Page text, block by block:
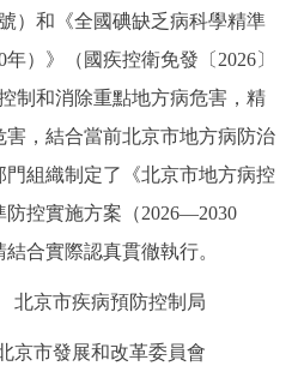
六區概覽 人文北京
説北京 視頻北京
한국어 日本語
العربية PORTUGUÊS
）和《全國碘缺乏病科學精準
）》（國疾控衛免發〔2026〕
制和消除重點地方病危害，精
，結合當前北京市地方病防治
組織制定了《北京市地方病控
控實施方案（2026—2030
合實際認真貫徹執行。
北京市疾病預防控制局
京市發展和改革委員會